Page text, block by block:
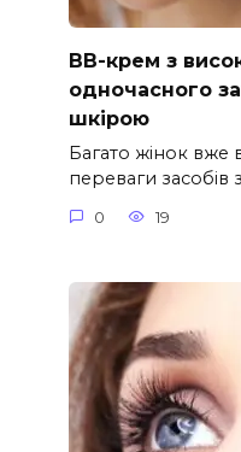
ВВ-крем з
одночасного
шкірою
Багато жінок вже
переваги засобів з
0 19